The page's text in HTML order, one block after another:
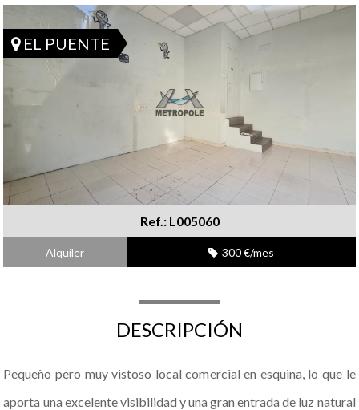
EL PUENTE
Ref.: L005060
Alquiler 300 €/mes
DESCRIPCIÓN
Pequeño pero muy vistoso local comercial en esquina, lo que le
aporta una excelente visibilidad y una gran entrada de luz natural